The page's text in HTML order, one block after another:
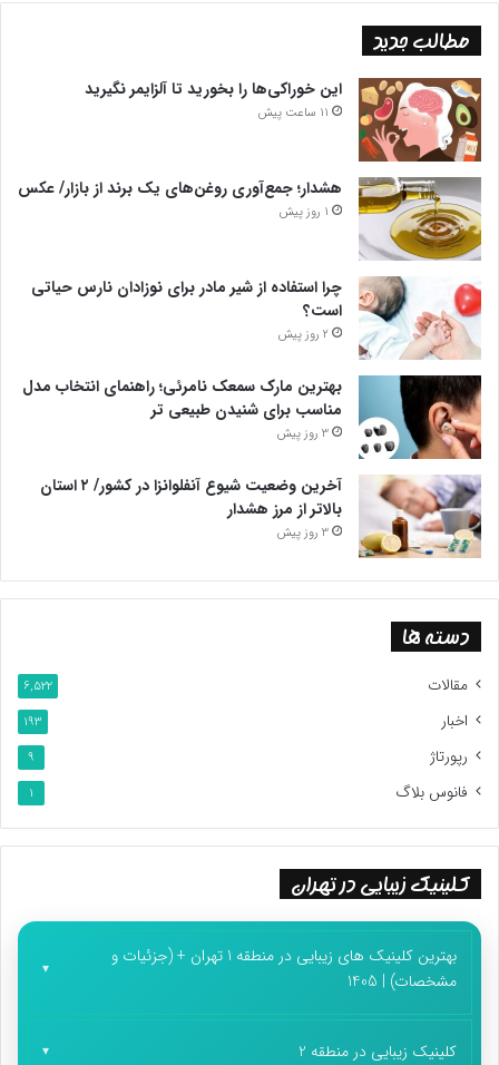
مطالب جدید
این خوراکی‌ها را بخورید تا آلزایمر نگیرید
11 ساعت پیش
هشدار؛ جمع‌آوری روغن‌های یک برند از بازار/ عکس
1 روز پیش
چرا استفاده از شیر مادر برای نوزادان نارس حیاتی
است؟
2 روز پیش
بهترین مارک سمعک نامرئی؛ راهنمای انتخاب مدل
مناسب برای شنیدن طبیعی تر
3 روز پیش
آخرین وضعیت شیوع آنفلوانزا در کشور/ ۲ استان
بالاتر از مرز هشدار
3 روز پیش
دسته ها
مقالات 6,522
اخبار 193
رپورتاژ 9
فانوس بلاگ 1
کلینیک زیبایی در تهران
بهترین کلینیک های زیبایی در منطقه 1 تهران + (جزئیات و
مشخصات) | 1405
کلینیک زیبایی در منطقه 2